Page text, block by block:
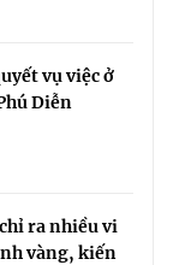
vụ việc ở
Diễn
ra nhiều vi
vàng, kiến